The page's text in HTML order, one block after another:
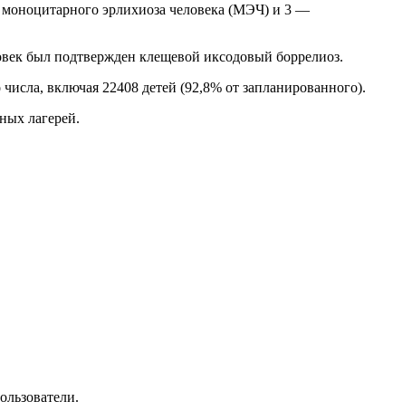
эрлихиоза человека (МЭЧ) и 3 —
был подтвержден клещевой иксодовый боррелиоз.
включая 22408 детей (92,8% от запланированного).
лагерей.